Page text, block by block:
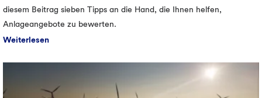
diesem Beitrag sieben Tipps an die Hand, die Ihnen helfen,
Anlageangebote zu bewerten.
Weiterlesen